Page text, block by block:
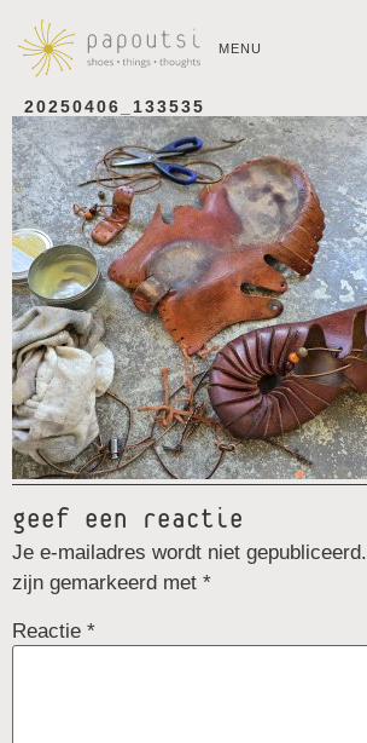
MENU
20250406_133535
geef een reactie
Je e-mailadres wordt niet gepubliceerd.
zijn gemarkeerd met *
Reactie *